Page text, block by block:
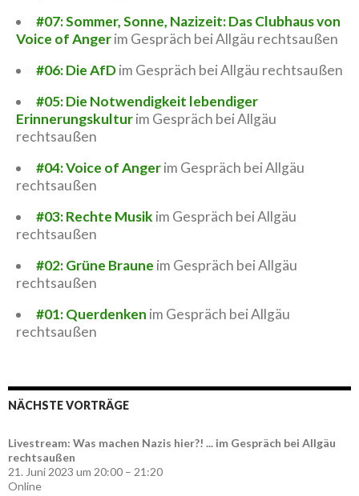
#07: Sommer, Sonne, Nazizeit: Das Clubhaus von
Voice of Angerim Gespräch bei Allgäu rechtsaußen
#06: Die AfDim Gespräch bei Allgäu rechtsaußen
#05: Die Notwendigkeit lebendiger
Erinnerungskulturim Gespräch bei Allgäu
rechtsaußen
#04: Voice of Angerim Gespräch bei Allgäu
rechtsaußen
#03: Rechte Musik im Gespräch bei Allgäu
rechtsaußen
#02: Grüne Braune im Gespräch bei Allgäu
rechtsaußen
#01: Querdenken im Gespräch bei Allgäu
rechtsaußen
NÄCHSTE VORTRÄGE
Livestream: Was machen Nazis hier?! ... im Gespräch bei Allgäu
rechtsaußen
21. Juni 2023 um 20:00 – 21:20
Online